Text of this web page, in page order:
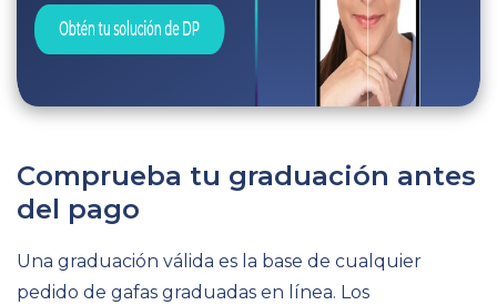
Comprueba tu graduación antes
del pago
Una graduación válida es la base de cualquier
pedido de gafas graduadas en línea. Los